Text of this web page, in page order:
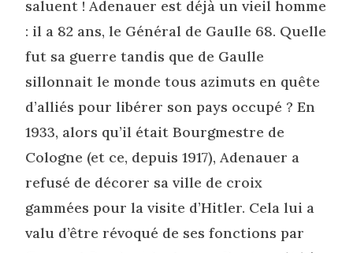
saluent ! Adenauer est déjà un vieil homme
: il a 82 ans, le Général de Gaulle 68. Quelle
fut sa guerre tandis que de Gaulle
sillonnait le monde tous azimuts en quête
d’alliés pour libérer son pays occupé ? En
1933, alors qu’il était Bourgmestre de
Cologne (et ce, depuis 1917), Adenauer a
refusé de décorer sa ville de croix
gammées pour la visite d’Hitler. Cela lui a
valu d’être révoqué de ses fonctions par